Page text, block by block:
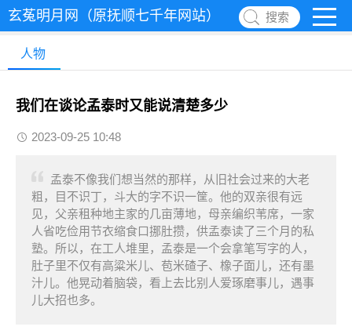
玄菟明月网（原抚顺七千年网站） 搜索
人物
我们在谈论孟泰时又能说清楚多少
2023-09-25 10:48
孟泰不像我们想当然的那样，从旧社会过来的大老
粗，目不识丁，斗大的字不识一筐。他的双亲很有远
见，父亲租种地主家的几亩薄地，母亲编织苇席，一家
人省吃俭用节衣缩食口挪肚攒，供孟泰读了三个月的私
塾。所以，在工人堆里，孟泰是一个会拿笔写字的人，
肚子里不仅有高粱米儿、苞米碴子、橡子面儿，还有墨
汁儿。他晃动着脑袋，看上去比别人爱琢磨事儿，遇事
儿大招也多。